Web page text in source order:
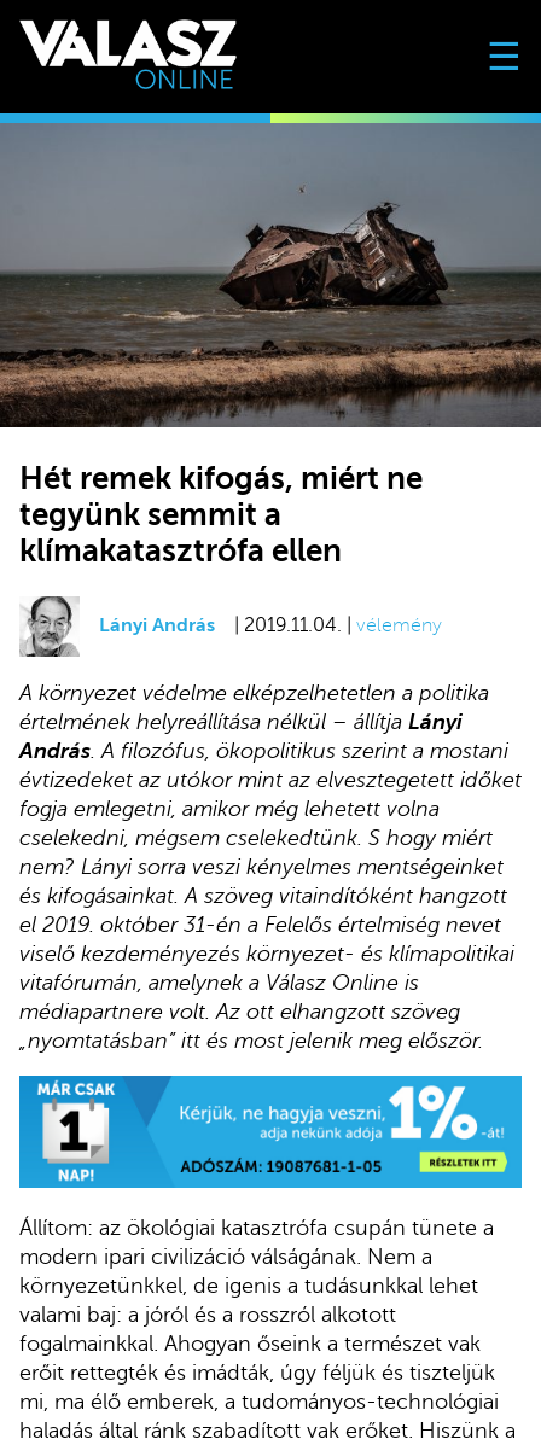
☰
Hét remek kifogás, miért ne
tegyünk semmit a
klímakatasztrófa ellen
Lányi András | 2019.11.04. | vélemény
A környezet védelme elképzelhetetlen a politika
értelmének helyreállítása nélkül – állítja Lányi
András . A filozófus, ökopolitikus szerint a mostani
évtizedeket az utókor mint az elvesztegetett időket
fogja emlegetni, amikor még lehetett volna
cselekedni, mégsem cselekedtünk. S hogy miért
nem? Lányi sorra veszi kényelmes mentségeinket
és kifogásainkat. A szöveg vitaindítóként hangzott
el 2019. október 31-én a Felelős értelmiség nevet
viselő kezdeményezés környezet- és klímapolitikai
vitafórumán, amelynek a Válasz Online is
médiapartnere volt. Az ott elhangzott szöveg
„nyomtatásban” itt és most jelenik meg először.
Állítom: az ökológiai katasztrófa csupán tünete a
modern ipari civilizáció válságának. Nem a
környezetünkkel, de igenis a tudásunkkal lehet
valami baj: a jóról és a rosszról alkotott
fogalmainkkal. Ahogyan őseink a természet vak
erőit rettegték és imádták, úgy féljük és tiszteljük
mi, ma élő emberek, a tudományos-technológiai
haladás által ránk szabadított vak erőket. Hiszünk a